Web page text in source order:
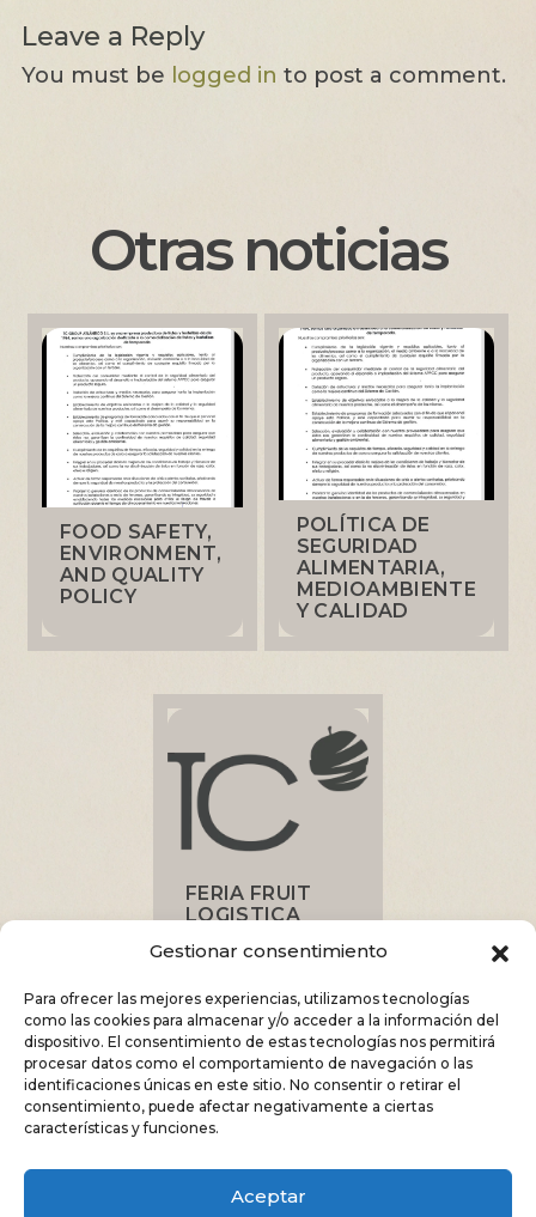
Gestionar consentimiento
Para ofrecer las mejores experiencias, utilizamos tecnologías
como las cookies para almacenar y/o acceder a la información del
dispositivo. El consentimiento de estas tecnologías nos permitirá
procesar datos como el comportamiento de navegación o las
identificaciones únicas en este sitio. No consentir o retirar el
consentimiento, puede afectar negativamente a ciertas
características y funciones.
Aceptar
Leave a Reply
You must be logged in to post a comment.
Otras noticias
FOOD SAFETY,
ENVIRONMENT,
AND QUALITY
POLICY
POLÍTICA DE
SEGURIDAD
ALIMENTARIA,
MEDIOAMBIENTE
Y CALIDAD
FERIA FRUIT
LOGISTICA
DIGITAL KIT PROGRAM CO-FINANCED BY THE NEXT GENERATION (EU)